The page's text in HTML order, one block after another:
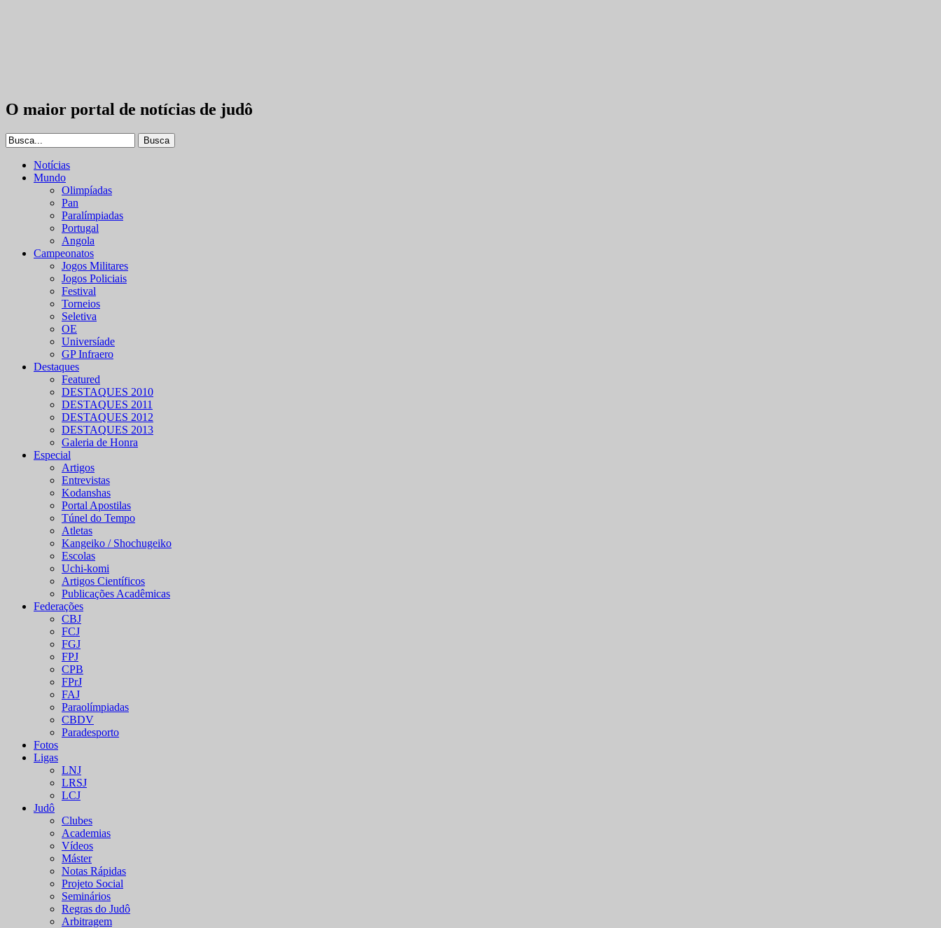
O maior portal de notícias de judô
Notícias
Mundo
Olimpíadas
Pan
Paralímpiadas
Portugal
Angola
Campeonatos
Jogos Militares
Jogos Policiais
Festival
Torneios
Seletiva
OE
Universíade
GP Infraero
Destaques
Featured
DESTAQUES 2010
DESTAQUES 2011
DESTAQUES 2012
DESTAQUES 2013
Galeria de Honra
Especial
Artigos
Entrevistas
Kodanshas
Portal Apostilas
Túnel do Tempo
Atletas
Kangeiko / Shochugeiko
Escolas
Uchi-komi
Artigos Científicos
Publicações Acadêmicas
Federações
CBJ
FCJ
FGJ
FPJ
CPB
FPrJ
FAJ
Paraolímpiadas
CBDV
Paradesporto
Fotos
Ligas
LNJ
LRSJ
LCJ
Judô
Clubes
Academias
Vídeos
Máster
Notas Rápidas
Projeto Social
Seminários
Regras do Judô
Arbitragem